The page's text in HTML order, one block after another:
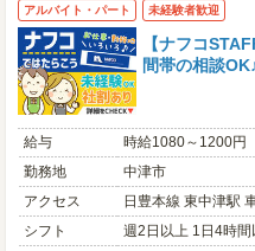
アルバイト・パート 未経験者歓迎
【ナフコ
間帯の相談
給与
時給1080～1200円
勤務地
中津市
アクセス
日豊本線 東中津駅
シフト
週2日以上 1日4時間